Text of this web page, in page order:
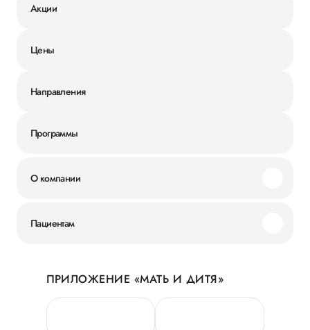
Акции
Цены
Направления
Программы
О компании
Новости
Руководство
Пациентам
Личный кабинет
Персональные данные
ПРИЛОЖЕНИЕ «МАТЬ И ДИТЯ»